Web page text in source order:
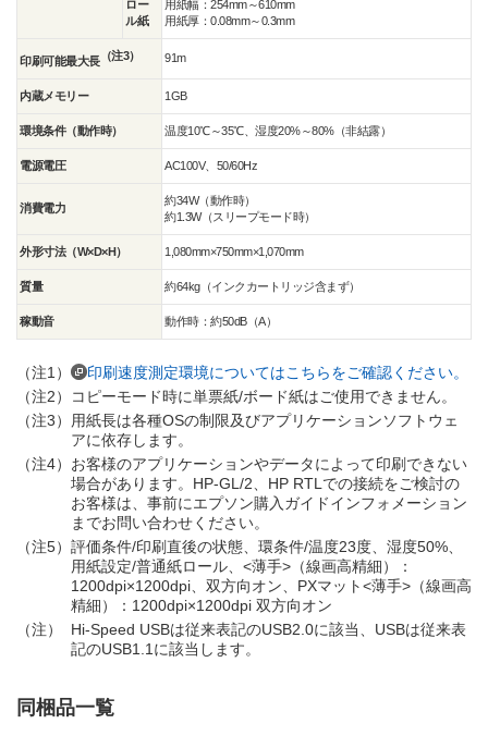
ロー
ル紙
用紙幅：254mm～610mm
用紙厚：0.08mm～0.3mm
印刷可能最大長 （注3） 91m
内蔵メモリー 1GB
環境条件（動作時） 温度10℃～35℃、湿度20%～80%（非結露）
電源電圧 AC100V、50/60Hz
消費電力
約34W（動作時）
約1.3W（スリープモード時）
外形寸法（W×D×H） 1,080mm×750mm×1,070mm
質量 約64kg（インクカートリッジ含まず）
稼動音 動作時：約50dB（A）
（注1）
印刷速度測定環境についてはこちらをご確認ください。
（注2）
コピーモード時に単票紙/ボード紙はご使用できません。
（注3） 用紙長は各種OSの制限及びアプリケーションソフトウェ
アに依存します。
（注4） お客様のアプリケーションやデータによって印刷できない
場合があります。HP-GL/2、HP RTLでの接続をご検討の
お客様は、事前にエプソン購入ガイドインフォメーション
までお問い合わせください。
（注5） 評価条件/印刷直後の状態、環条件/温度23度、湿度50%、
用紙設定/普通紙ロール、<薄手>（線画高精細）：
1200dpi×1200dpi、双方向オン、PXマット<薄手>（線画高
精細）：1200dpi×1200dpi 双方向オン
（注）
Hi-Speed USBは従来表記のUSB2.0に該当、USBは従来表
記のUSB1.1に該当します。
同梱品一覧